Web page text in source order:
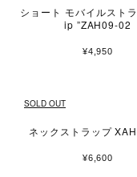
ショート モバイルスト
ip ”ZAH09-02
¥4,950
SOLD OUT
ネックストラップ
¥6,600